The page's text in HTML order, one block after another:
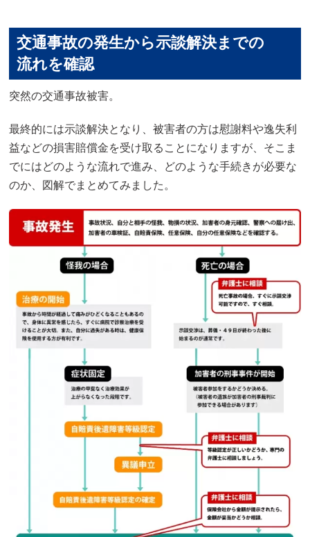
交通事故の発生から示談解決までの
流れを確認
突然の交通事故被害。
最終的には示談解決となり、被害者の方は慰謝料や逸失利
益などの損害賠償金を受け取ることになりますが、そこま
でにはどのような流れで進み、どのような手続きが必要な
のか、図解でまとめてみました。